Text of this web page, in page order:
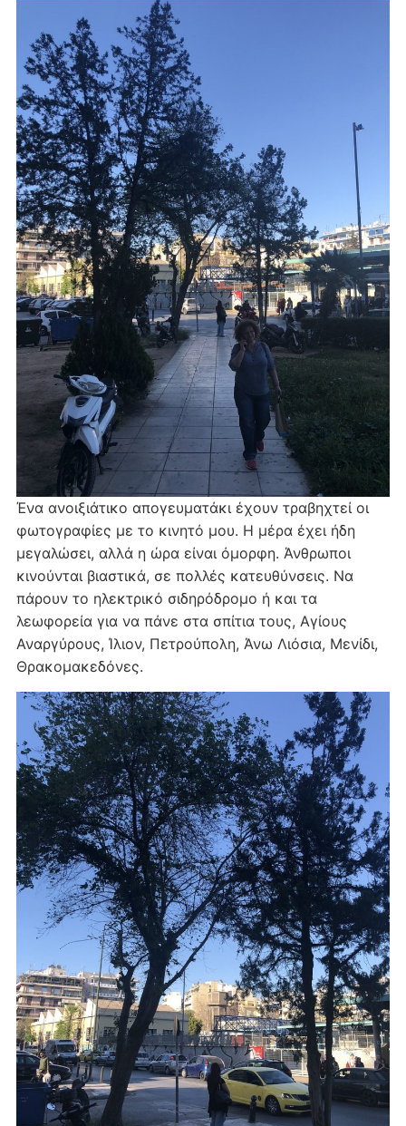
Ένα ανοιξιάτικο απογευματάκι έχουν τραβηχτεί οι
φωτογραφίες με το κινητό μου. Η μέρα έχει ήδη
μεγαλώσει, αλλά η ώρα είναι όμορφη. Άνθρωποι
κινούνται βιαστικά, σε πολλές κατευθύνσεις. Να
πάρουν το ηλεκτρικό σιδηρόδρομο ή και τα
λεωφορεία για να πάνε στα σπίτια τους, Αγίους
Αναργύρους, Ίλιον, Πετρούπολη, Άνω Λιόσια, Μενίδι,
Θρακομακεδόνες.